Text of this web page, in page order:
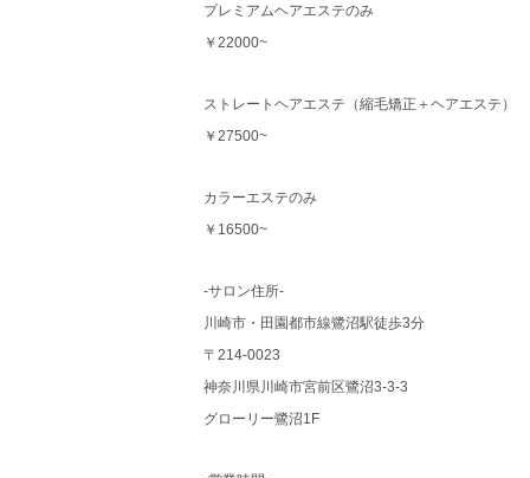
プレミアムヘアエステのみ
￥22000~
ストレートヘアエステ（縮毛矯正＋ヘアエステ）
￥27500~
カラーエステのみ
￥16500~
-サロン住所-
川崎市・田園都市線鷺沼駅徒歩3分
〒214-0023
神奈川県川崎市宮前区鷺沼3-3-3
グローリー鷺沼1F